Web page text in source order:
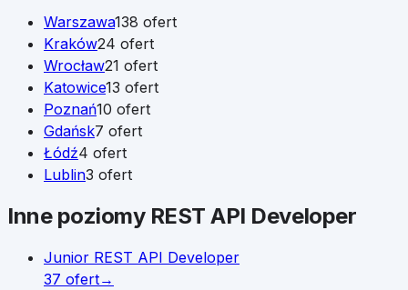
Warszawa138 ofert
Kraków24 ofert
Wrocław21 ofert
Katowice13 ofert
Poznań10 ofert
Gdańsk7 ofert
Łódź4 ofert
Lublin3 ofert
Inne poziomy REST API Developer
Junior REST API Developer
37 ofert→